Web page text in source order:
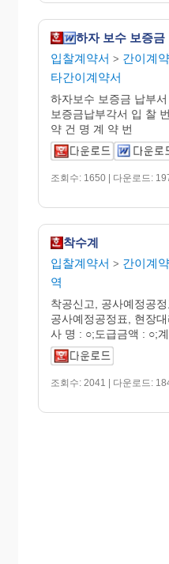
하자 보수 보증금
입찰계약서 > 간이계
타간이계약서
하자보수 보증금 납부
보증금납부각서 입 찰
약 건 명 계 약 번
조회수: 1650 | 다운로드:
착수계
입찰계약서 > 간이계
역
착공신고, 공사예정공
공사예정공정표, 현장
사 명 : ○;도급금액 : ○;
조회수: 2041 | 다운로드: